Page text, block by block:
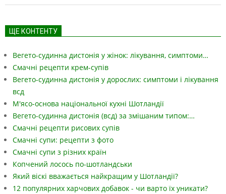
ЩЕ КОНТЕНТУ
Вегето-судинна дистонія у жінок: лікування, симптоми…
Смачні рецепти крем-супів
Вегето-судинна дистонія у дорослих: симптоми і лікування
всд
М'ясо-основа національної кухні Шотландії
Вегето-судинна дистонія (всд) за змішаним типом:…
Смачні рецепти рисових супів
Смачні супи: рецепти з фото
Смачні супи з різних країн
Копчений лосось по-шотландськи
Який віскі вважається найкращим у Шотландії?
12 популярних харчових добавок - чи варто їх уникати?